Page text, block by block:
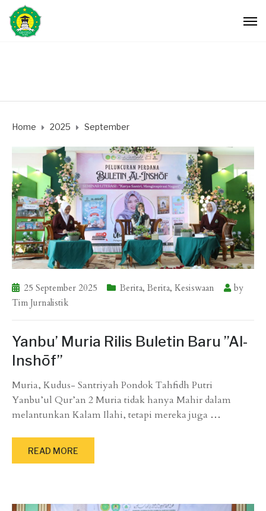
Home 2025 September
25 September 2025 Berita, Berita, Kesiswaan
by
Tim Jurnalistik
Yanbu’ Muria Rilis Buletin Baru ”Al-
Inshōf”
Muria, Kudus- Santriyah Pondok Tahfidh Putri
Yanbu’ul Qur’an 2 Muria tidak hanya Mahir dalam
melantunkan Kalam Ilahi, tetapi mereka juga …
READ MORE